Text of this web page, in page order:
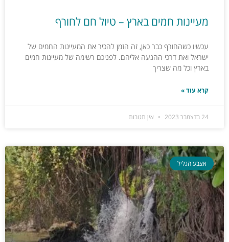
מעיינות חמים בארץ – טיול חם לחורף
עכשיו כשהחורף כבר כאן, זה הזמן להכיר את המעיינות החמים של
ישראל ואת דרכי ההגעה אליהם. לפניכם רשימה של מעיינות חמים
בארץ וכל מה שצריך
קרא עוד »
24 בדצמבר 2023 אין תגובות
אצבע הגליל